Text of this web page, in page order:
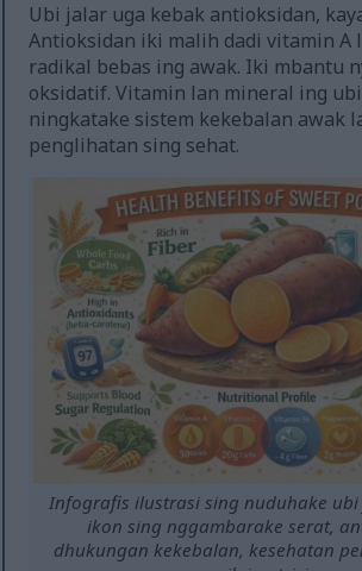
Ubi jalar uga kebak antioksidan,
Antioksidan iki malih dadi vitamin A
radikal bebas ing awak. Iki mbantu
oksidatif. Vitamin lan mineral ing
ningkatake sistem kekebalan awak
penglihatan sing sehat.
Infografis ilustrasi sing nuduhake
ikon sing nggambarake serat,
dhukungan kekebalan, kesehatan